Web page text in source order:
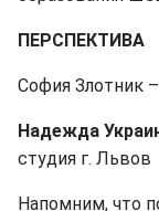
ПЕРСПЕКТИВА
София Злотник
Надежда
студия г. Львов
Напомним, что